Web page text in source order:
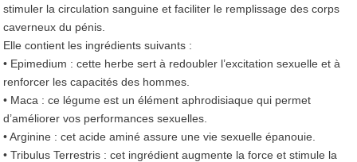
stimuler la circulation sanguine et faciliter le remplissage des corps
caverneux du pénis.
Elle contient les ingrédients suivants :
• Epimedium : cette herbe sert à redoubler l’excitation sexuelle et à
renforcer les capacités des hommes.
• Maca : ce légume est un élément aphrodisiaque qui permet
d’améliorer vos performances sexuelles.
• Arginine : cet acide aminé assure une vie sexuelle épanouie.
• Tribulus Terrestris : cet ingrédient augmente la force et stimule la